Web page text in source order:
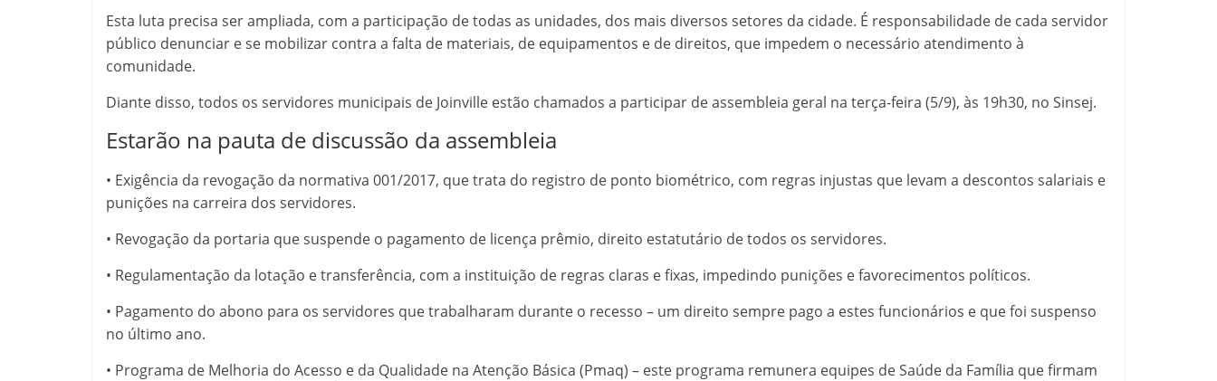
Esta luta precisa ser ampliada, com a participação de todas as unidades, dos mais diversos setores da cidade. É responsabilidade de cada servidor
público denunciar e se mobilizar contra a falta de materiais, de equipamentos e de direitos, que impedem o necessário atendimento à
comunidade.
Diante disso, todos os servidores municipais de Joinville estão chamados a participar de assembleia geral na terça-feira (5/9), às 19h30, no Sinsej.
Estarão na pauta de discussão da assembleia
• Exigência da revogação da normativa 001/2017, que trata do registro de ponto biométrico, com regras injustas que levam a descontos salariais e
punições na carreira dos servidores.
• Revogação da portaria que suspende o pagamento de licença prêmio, direito estatutário de todos os servidores.
• Regulamentação da lotação e transferência, com a instituição de regras claras e fixas, impedindo punições e favorecimentos políticos.
• Pagamento do abono para os servidores que trabalharam durante o recesso – um direito sempre pago a estes funcionários e que foi suspenso
no último ano.
• Programa de Melhoria do Acesso e da Qualidade na Atenção Básica (Pmaq) – este programa remunera equipes de Saúde da Família que firmam